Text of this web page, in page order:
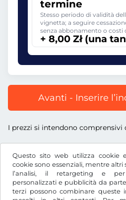
Questo sito web utilizza cookie
cookie sono essenziali, mentre
l’analisi, il retargeting e per
personalizzati e pubblicità da
terzi possono combinare queste
termine
Stesso periodo di validità
vignetta; a seguire
senza abbonamento o costi
+ 8,00 Zł (una
Avanti - Inserire
I prezzi si intendono comprensivi
ZłPLN